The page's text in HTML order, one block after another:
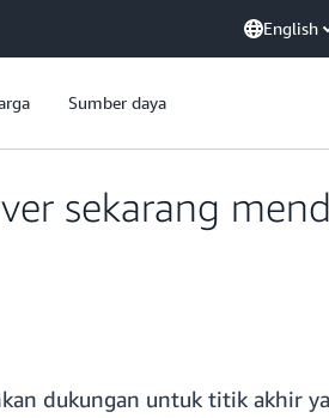
English
Sumber daya
sekarang
dukungan untuk titik akhir